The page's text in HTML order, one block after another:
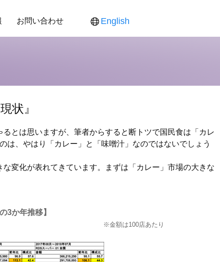
お問い合わせ English
状』
とは思いますが、筆者からすると断トツで国民食は「カレ
は、やはり「カレー」と「味噌汁」なのではないでしょう
変化が表れてきています。まずは「カレー」市場の大きな
3か年推移】
※金額は100店あたり